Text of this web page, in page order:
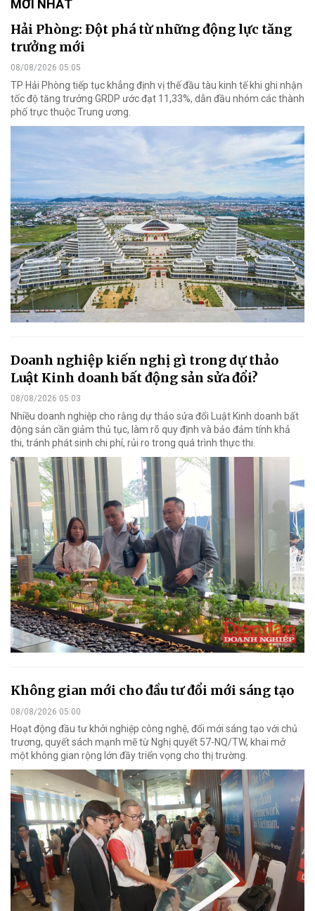
MỚI NHẤT
Hải Phòng: Đột phá từ những động lực tăng
trưởng mới
08/08/2026 05:05
TP Hải Phòng tiếp tục khẳng định vị thế đầu tàu kinh tế khi ghi nhận
tốc độ tăng trưởng GRDP ước đạt 11,33%, dẫn đầu nhóm các thành
phố trực thuộc Trung ương.
Doanh nghiệp kiến nghị gì trong dự thảo
Luật Kinh doanh bất động sản sửa đổi?
08/08/2026 05:03
Nhiều doanh nghiệp cho rằng dự thảo sửa đổi Luật Kinh doanh bất
động sản cần giảm thủ tục, làm rõ quy định và bảo đảm tính khả
thi, tránh phát sinh chi phí, rủi ro trong quá trình thực thi.
Không gian mới cho đầu tư đổi mới sáng tạo
08/08/2026 05:00
Hoạt động đầu tư khởi nghiệp công nghệ, đổi mới sáng tạo với chủ
trương, quyết sách mạnh mẽ từ Nghị quyết 57-NQ/TW, khai mở
một không gian rộng lớn đầy triển vọng cho thị trường.